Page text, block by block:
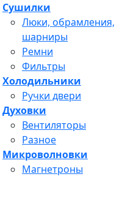
Сушилки
Люки, обрамления,
шарниры
Ремни
Фильтры
Холодильники
Ручки двери
Духовки
Вентиляторы
Разное
Микроволновки
Магнетроны